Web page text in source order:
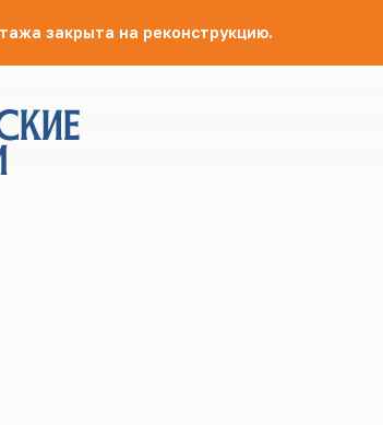
закрыта на реконструкцию.